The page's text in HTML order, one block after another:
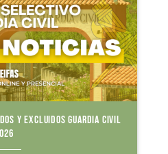
Y EXCLUIDOS GUARDIA CIVIL